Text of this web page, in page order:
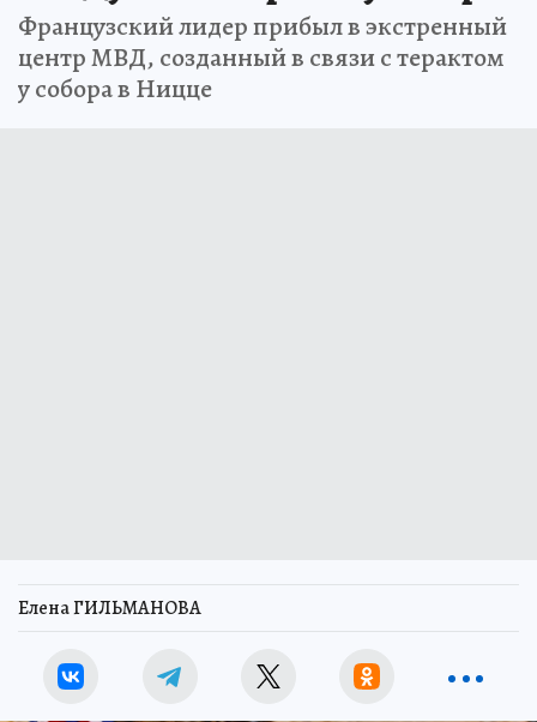
Французский лидер прибыл в экстренный
центр МВД, созданный в связи с терактом
у собора в Ницце
Елена ГИЛЬМАНОВА